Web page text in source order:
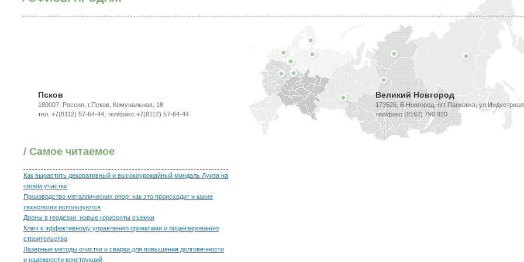
Псков
180007, Россия, г.Псков, Комунальная, 18
тел. +7(8112) 57-64-44, тел/факс +7(8112) 57-64-44
Великий Новгород
173526, В.Новгород, пгт.Панковка,
тел/факс (8162) 790 920
/ Самое читаемое
Как вырастить декоративный и высокоурожайный миндаль Луиза на
своем участке
Производство металлических опор: как это происходит и какие
технологии используются
Дроны в геодезии: новые горизонты съемки
Ключ к эффективному управлению проектами и лицензированию
строительства
Лазерные методы очистки и сварки для повышения долговечности
и надежности конструкций